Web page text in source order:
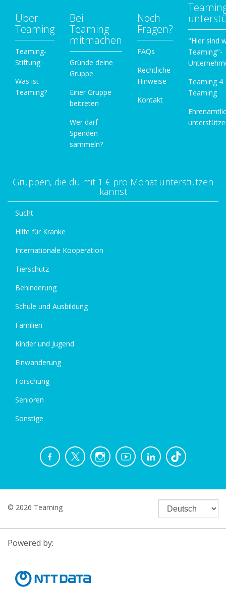
Über
Teaming
Teaming-
Stiftung
Was ist
Teaming?
Bei
Teaming
mitmachen
Gründe deine
Gruppe
Einer Gruppe
beitreten
Wer darf
Spenden
sammeln?
Noch
Fragen?
FAQs
Rechtliche
Hinweise
Kontakt
"Hier sind
Teaming"-
Teaming 4
Teaming
Gruppen, die du mit 1 € pro Monat unterstützen
kannst
Sucht
Hilfe für Kranke
Internationale Kooperation
Tierschutz
Behinderung
Schule und Ausbildung
Familien
Kinder und Jugend
Einwanderung
Forschung
Senioren
Sonstige
© 2026 Teaming
Powered by: